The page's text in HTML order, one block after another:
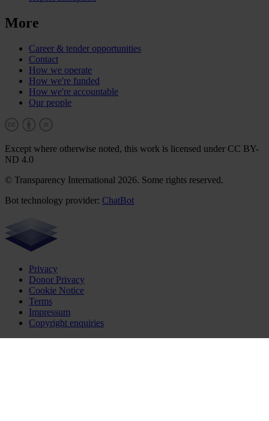
More
Career & tender opportunities
Contact
How we operate
How we're funded
How we're accountable
Our people
Except where otherwise noted, this work is licensed under CC BY-
ND 4.0
© Transparency International 2026. Some rights reserved.
Bot technology provider: ChatBot
Privacy
Donor Privacy
Cookie Notice
Terms
Impressum
Copyright enquiries